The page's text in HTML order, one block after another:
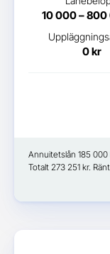
10 000 –
0 kr
Annuitetslån 185 000
Totalt 273 251 kr.